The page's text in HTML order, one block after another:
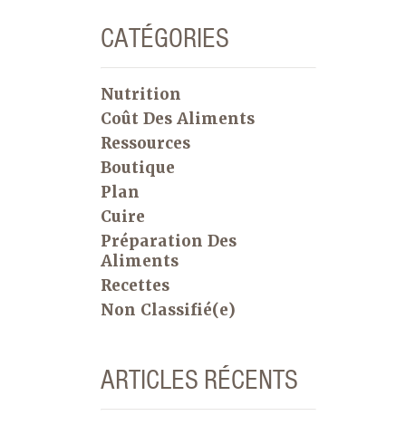
CATÉGORIES
Nutrition
Coût Des Aliments
Ressources
Boutique
Plan
Cuire
Préparation Des
Aliments
Recettes
Non Classifié(e)
ARTICLES RÉCENTS